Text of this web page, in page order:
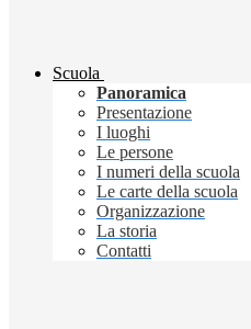
Scuola
Panoramica
Presentazione
I luoghi
Le persone
I numeri della scuola
Le carte della scuola
Organizzazione
La storia
Contatti